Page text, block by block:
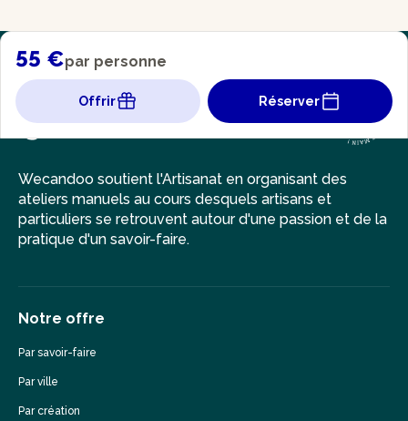
55 €par personne
Offrir Réserver
Wecandoo soutient l'Artisanat en organisant des
ateliers manuels au cours desquels artisans et
particuliers se retrouvent autour d'une passion et de la
pratique d'un savoir-faire.
Notre offre
Par savoir-faire
Par ville
Par création